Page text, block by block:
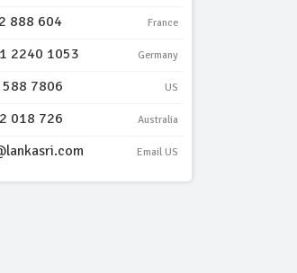
888 604 France
2240 1053 Germany
7806 US
018 726 Australia
Email US